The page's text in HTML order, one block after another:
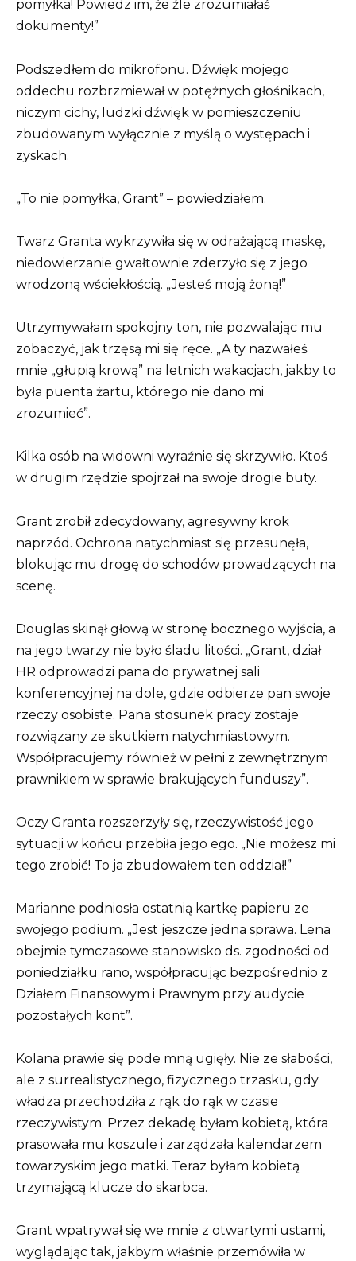
pomyłka! Powiedz im, że źle zrozumiałaś
dokumenty!”
Podszedłem do mikrofonu. Dźwięk mojego
oddechu rozbrzmiewał w potężnych głośnikach,
niczym cichy, ludzki dźwięk w pomieszczeniu
zbudowanym wyłącznie z myślą o występach i
zyskach.
„To nie pomyłka, Grant” – powiedziałem.
Twarz Granta wykrzywiła się w odrażającą maskę,
niedowierzanie gwałtownie zderzyło się z jego
wrodzoną wściekłością. „Jesteś moją żoną!”
Utrzymywałam spokojny ton, nie pozwalając mu
zobaczyć, jak trzęsą mi się ręce. „A ty nazwałeś
mnie „głupią krową” na letnich wakacjach, jakby to
była puenta żartu, którego nie dano mi
zrozumieć”.
Kilka osób na widowni wyraźnie się skrzywiło. Ktoś
w drugim rzędzie spojrzał na swoje drogie buty.
Grant zrobił zdecydowany, agresywny krok
naprzód. Ochrona natychmiast się przesunęła,
blokując mu drogę do schodów prowadzących na
scenę.
Douglas skinął głową w stronę bocznego wyjścia, a
na jego twarzy nie było śladu litości. „Grant, dział
HR odprowadzi pana do prywatnej sali
konferencyjnej na dole, gdzie odbierze pan swoje
rzeczy osobiste. Pana stosunek pracy zostaje
rozwiązany ze skutkiem natychmiastowym.
Współpracujemy również w pełni z zewnętrznym
prawnikiem w sprawie brakujących funduszy”.
Oczy Granta rozszerzyły się, rzeczywistość jego
sytuacji w końcu przebiła jego ego. „Nie możesz mi
tego zrobić! To ja zbudowałem ten oddział!”
Marianne podniosła ostatnią kartkę papieru ze
swojego podium. „Jest jeszcze jedna sprawa. Lena
obejmie tymczasowe stanowisko ds. zgodności od
poniedziałku rano, współpracując bezpośrednio z
Działem Finansowym i Prawnym przy audycie
pozostałych kont”.
Kolana prawie się pode mną ugięły. Nie ze słabości,
ale z surrealistycznego, fizycznego trzasku, gdy
władza przechodziła z rąk do rąk w czasie
rzeczywistym. Przez dekadę byłam kobietą, która
prasowała mu koszule i zarządzała kalendarzem
towarzyskim jego matki. Teraz byłam kobietą
trzymającą klucze do skarbca.
Grant wpatrywał się we mnie z otwartymi ustami,
wyglądając tak, jakbym właśnie przemówiła w